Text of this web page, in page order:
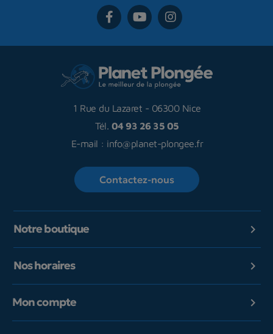
1 Rue du Lazaret - 06300 Nice
Tél. 04 93 26 35 05
E-mail : info@planet-plongee.fr
Contactez-nous
Notre boutique 
Nos horaires 
Mon compte 